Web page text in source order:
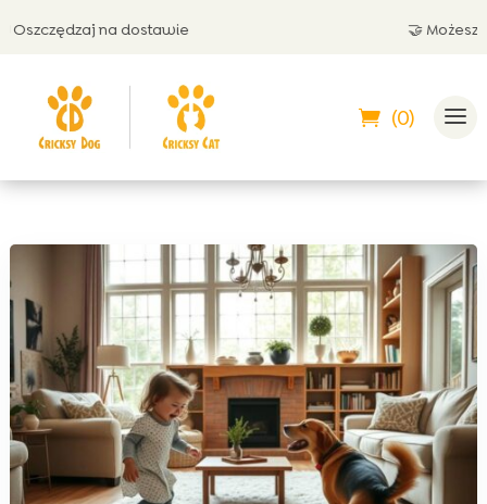
na dostawie 🤝 Możesz
(0)